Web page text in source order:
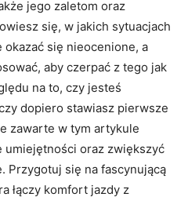
jego zaletom oraz
się, w jakich sytuacjach
się nieocenione, a
aby czerpać z tego jak
na to, czy jesteś
dopiero stawiasz pierwsze
zawarte w tym artykule
umiejętności oraz zwiększyć
Przygotuj się na fascynującą
łączy komfort jazdy z